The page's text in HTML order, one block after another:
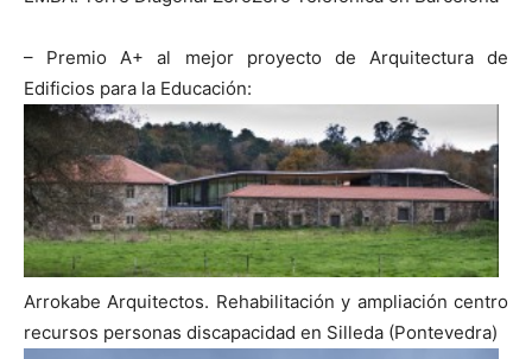
– Premio A+ al mejor proyecto de Arquitectura de
Edificios para la Educación:
Arrokabe Arquitectos. Rehabilitación y ampliación centro
recursos personas discapacidad en Silleda (Pontevedra)